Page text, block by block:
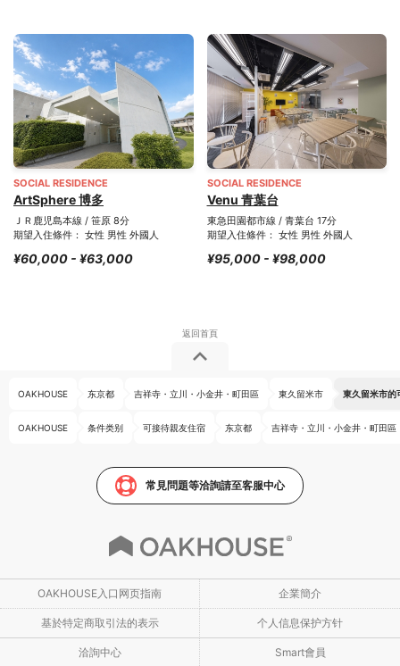
SOCIAL RESIDENCE
ArtSphere 博多
ＪＲ鹿児島本線 / 笹原 8分
期望入住條件： 女性 男性 外國人
¥60,000 - ¥63,000
SOCIAL RESIDENCE
Venu 青葉台
東急田園都市線 / 青葉台 17分
期望入住條件： 女性 男性 外國人
¥95,000 - ¥98,000
OAKHOUSE 东京都 吉祥寺・立川・小金井・町田區 東久留米市 東久留米市的
OAKHOUSE 条件类别 可接待親友住宿 东京都 吉祥寺・立川・小金井・町田區
常見問題等洽詢請至客服中心
OAKHOUSE入口网页指南 企業簡介
基於特定商取引法的表示 个人信息保护方针
洽詢中心 Smart會員